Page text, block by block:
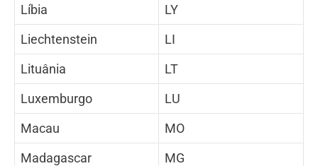
Líbia
LY
Liechtenstein
LI
Lituânia
LT
Luxemburgo
LU
Macau
MO
Madagascar
MG